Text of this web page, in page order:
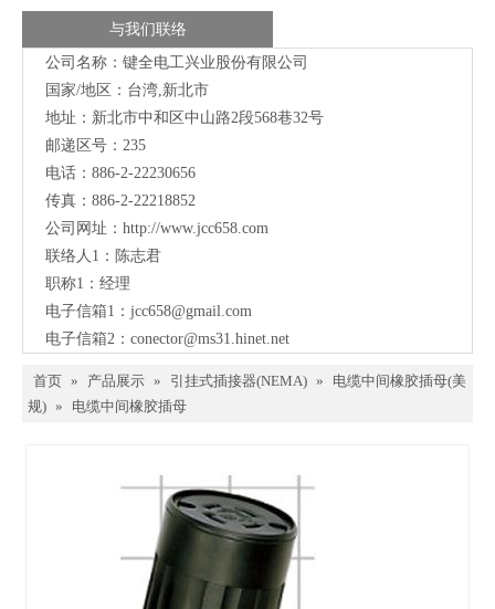
与我们联络
公司名称：键全电工兴业股份有限公司
国家/地区：台湾,新北市
地址：新北市中和区中山路2段568巷32号
邮递区号：235
电话：886-2-22230656
传真：886-2-22218852
公司网址： http://www.jcc658.com
联络人1：陈志君
职称1： 经理
电子信箱1： jcc658@gmail.com
电子信箱2： conector@ms31.hinet.net
首页 » 产品展示 » 引挂式插接器(NEMA) »
电缆中间橡胶插母(美
规) » 电缆中间橡胶插母